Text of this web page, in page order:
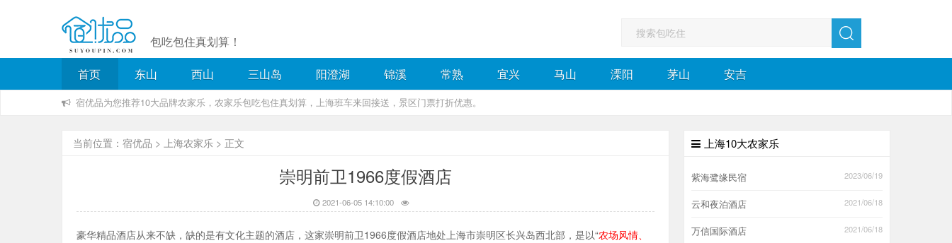
包吃包住真划算！
首页
东山 西山 三山岛 阳澄湖 锦溪 常熟 宜兴 马山 溧阳 茅山 安吉
宿优品为您推荐10大品牌农家乐，农家乐包吃包住真划算，上海班车来回接送，景区门票打折优惠。
当前位置： 宿优品 > 上海农家乐 > 正文
崇明前卫1966度假酒店
2021-06-05 14:10:00
豪华精品酒店从来不缺，缺的是有文化主题的酒店，这家崇明前卫1966度假酒店地处上海市崇明区长兴岛西北部，是以“农场风情、
上海10大农家乐
紫海鹭缘民宿 2023/06/19
云和夜泊酒店 2021/06/18
万信国际酒店 2021/06/18